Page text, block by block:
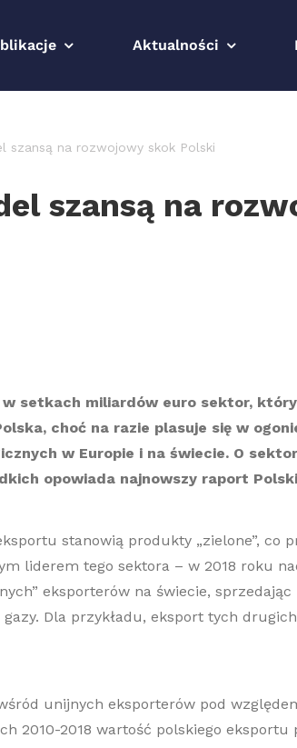
Aktualności
szansą na rozwojowy skok Polski
szansą na
setkach miliardów euro sektor,
choć na razie plasuje się w
w Europie i na świecie. O
opowiada najnowszy raport
stanowią produkty „zielone”,
liderem tego sektora – w 2018 roku
eksporterów na świecie,
Dla przykładu, eksport tych
unijnych eksporterów pod
2010-2018 wartość polskiego